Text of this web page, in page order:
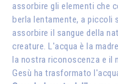
assorbire gli elementi che
berla lentamente, a piccoli
assorbire il sangue della
creature. L'acqua è la
la nostra riconoscenza e il
Gesù ha trasformato